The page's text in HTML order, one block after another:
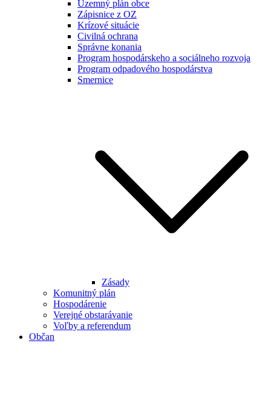
Územný plán obce
Zápisnice z OZ
Krízové situácie
Civilná ochrana
Správne konania
Program hospodárskeho a sociálneho rozvoja
Program odpadového hospodárstva
Smernice
Zásady
Komunitný plán
Hospodárenie
Verejné obstarávanie
Voľby a referendum
Občan